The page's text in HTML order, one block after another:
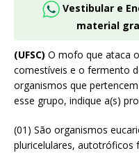
Vestibular e
material
(UFSC) O mofo que ataca
comestíveis e o fermento
organismos que
esse grupo, indique a(s)
(01) São organismos
pluricelulares, autotróficos